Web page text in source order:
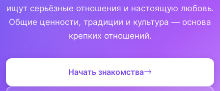
ищут серьёзные отношения и настоящую любовь.
Общие ценности, традиции и культура — основа
крепких отношений.
Начать знакомства